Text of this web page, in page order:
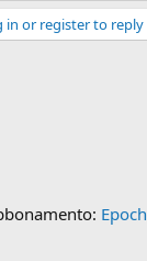
in or register to reply